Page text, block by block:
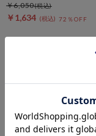
￥1,634 72％OFF
￥6,050